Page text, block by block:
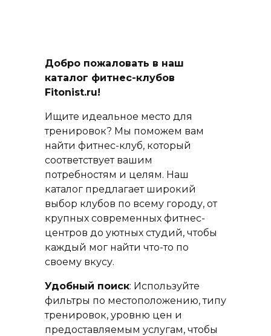
Добро пожаловать в наш
каталог фитнес-клубов
Fitonist.ru!
Ищите идеальное место для
тренировок? Мы поможем вам
найти фитнес-клуб, который
соответствует вашим
потребностям и целям. Наш
каталог предлагает широкий
выбор клубов по всему городу, от
крупных современных фитнес-
центров до уютных студий, чтобы
каждый мог найти что-то по
своему вкусу.
Удобный поиск: Используйте
фильтры по местоположению, типу
тренировок, уровню цен и
предоставляемым услугам, чтобы